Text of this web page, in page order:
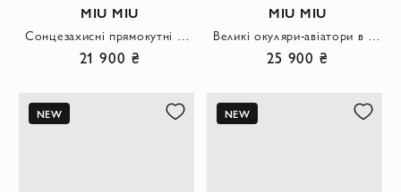
MIU MIU
Сонцезахисні прямокутні черепахові окуляри із золотистим логотипом.
21 900 ₴
MIU MIU
Великі окуляри-авіатори в золотій монолітній оправі з прозорим склом
25 900 ₴
NEW NEW